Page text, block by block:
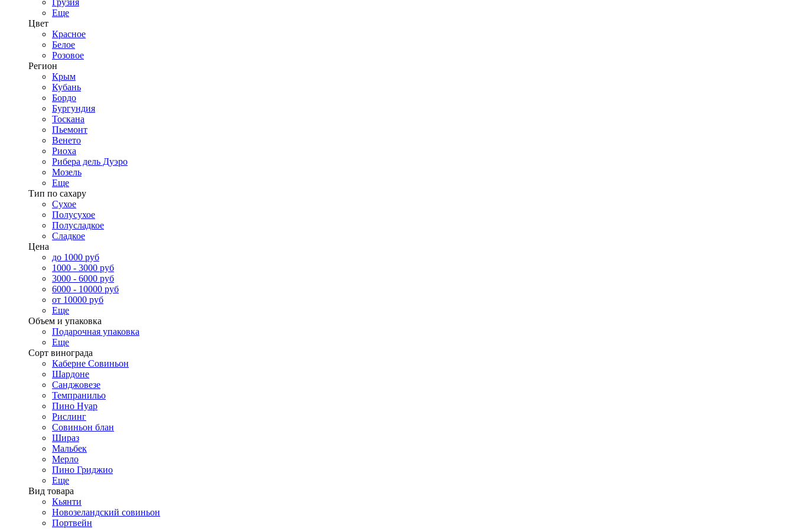
Грузия
Еще
Цвет
Красное
Белое
Розовое
Регион
Крым
Кубань
Бордо
Бургундия
Тоскана
Пьемонт
Венето
Риоха
Рибера дель Дуэро
Мозель
Еще
Тип по сахару
Сухое
Полусухое
Полусладкое
Сладкое
Цена
до 1000 руб
1000 - 3000 руб
3000 - 6000 руб
6000 - 10000 руб
от 10000 руб
Еще
Объем и упаковка
Подарочная упаковка
Еще
Сорт винограда
Каберне Совиньон
Шардоне
Санджовезе
Темпранильо
Пино Нуар
Рислинг
Совиньон блан
Шираз
Мальбек
Мерло
Пино Гриджио
Еще
Вид товара
Кьянти
Новозеландский совиньон
Портвейн